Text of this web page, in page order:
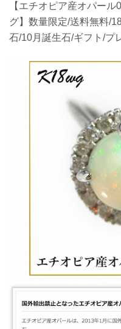
【エチオピア産オパー
グ】数量限定/送料無料/
石/10月誕生石/ギフト/プ